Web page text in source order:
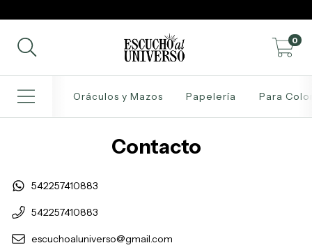
0
Oráculos y Mazos Papelería Para
Contacto
542257410883
542257410883
escuchoaluniverso@gmail.com